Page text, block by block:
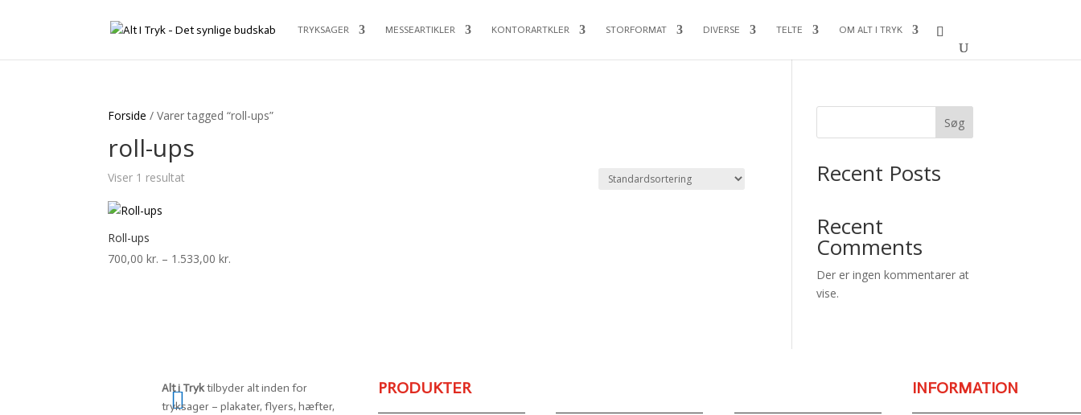
TRYKSAGER MESSEARTIKLER KONTORARTKLER STORFORMAT DIVERSE TELTE OM ALT I TRYK
Forside / Varer tagged “roll-ups”
roll-ups
Viser 1 resultat
Roll-ups
700,00kr. – 1.533,00kr.
Søg
Recent Posts
Recent
Comments
Der er ingen kommentarer at
vise.

Alt i Tryktilbyder alt inden for
tryksager – plakater, flyers, hæfter,
PRODUKTER INFORMATION